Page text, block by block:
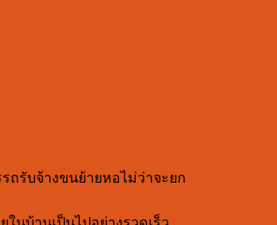
ถรับจ้างขนย้ายหอไม่ว่าจะยก